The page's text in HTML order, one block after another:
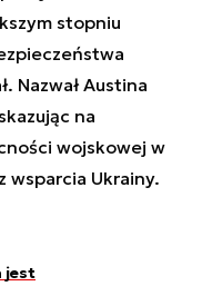
stopniu
Nazwał Austina
na
wojskowej w
wsparcia Ukrainy.
jest